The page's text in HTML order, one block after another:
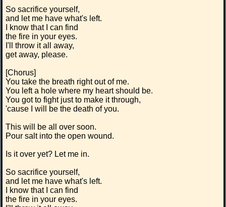
So sacrifice yourself,
and let me have what's left.
I know that I can find
the fire in your eyes.
I'll throw it all away,
get away, please.
[Chorus]
You take the breath right out of me.
You left a hole where my heart should be.
You got to fight just to make it through,
'cause I will be the death of you.
This will be all over soon.
Pour salt into the open wound.
Is it over yet? Let me in.
So sacrifice yourself,
and let me have what's left.
I know that I can find
the fire in your eyes.